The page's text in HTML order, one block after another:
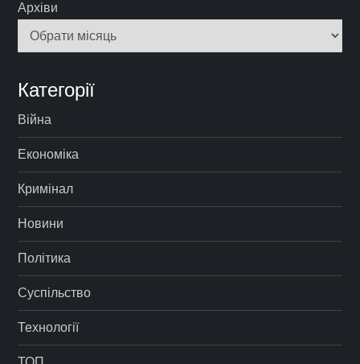
Архіви
Категорії
Війна
Економіка
Кримінал
Новини
Політика
Суспільство
Технології